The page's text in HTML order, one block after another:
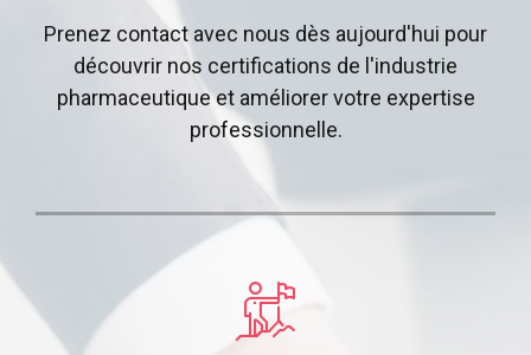
Prenez contact avec nous dès aujourd'hui pour
découvrir nos certifications de l'industrie
pharmaceutique et améliorer votre expertise
professionnelle.